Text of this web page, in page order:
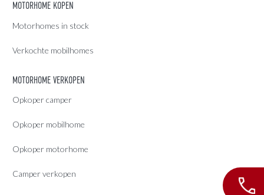
MOTORHOME KOPEN
Motorhomes in stock
Verkochte mobilhomes
MOTORHOME VERKOPEN
Opkoper camper
Opkoper mobilhome
Opkoper motorhome
Camper verkopen